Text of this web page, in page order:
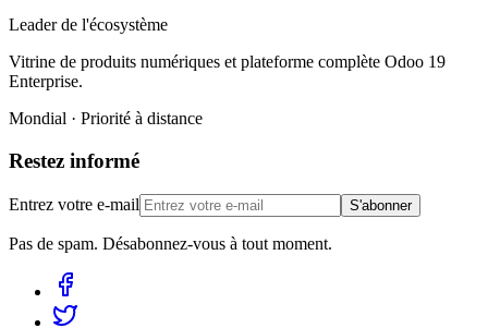
Leader de l'écosystème
Vitrine de produits numériques et plateforme complète Odoo 19
Enterprise.
Mondial · Priorité à distance
Restez informé
Entrez votre e-mail S'abonner
Pas de spam. Désabonnez-vous à tout moment.